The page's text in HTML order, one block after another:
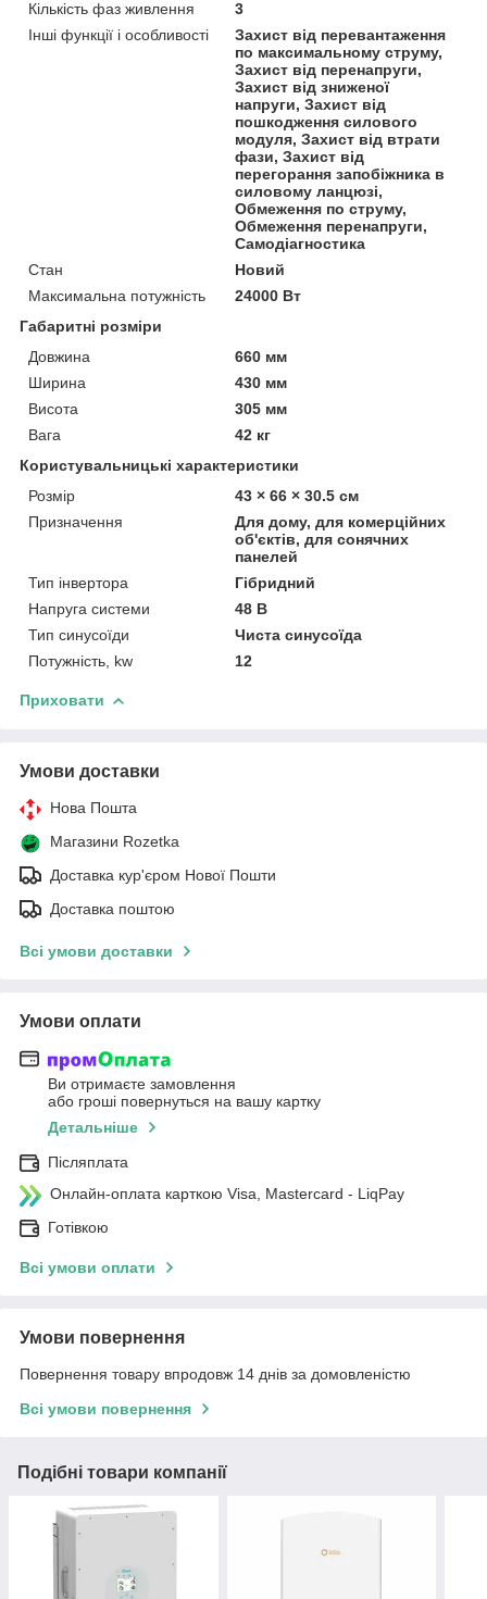
Кількість фаз живлення
3
Інші функції і особливості
Захист від перевантаження
по максимальному струму,
Захист від перенапруги,
Захист від зниженої
напруги, Захист від
пошкодження силового
модуля, Захист від втрати
фази, Захист від
перегорання запобіжника в
силовому ланцюзі,
Обмеження по струму,
Обмеження перенапруги,
Самодіагностика
Стан
Новий
Максимальна потужність
24000 Вт
Габаритні розміри
Довжина
660 мм
Ширина
430 мм
Висота
305 мм
Вага
42 кг
Користувальницькі характеристики
Розмір
43 × 66 × 30.5 см
Призначення
Для дому, для комерційних
об'єктів, для сонячних
панелей
Тип інвертора
Гібридний
Напруга системи
48 В
Тип синусоїди
Чиста синусоїда
Потужність, kw
12
Приховати
Умови доставки
Нова Пошта
Магазини Rozetka
Доставка кур'єром Нової Пошти
Доставка поштою
Всі умови доставки
Умови оплати
Ви отримаєте замовлення
або гроші повернуться на вашу картку
Детальніше
Післяплата
Онлайн-оплата карткою Visa, Mastercard - LiqPay
Готівкою
Всі умови оплати
Умови повернення
Повернення товару впродовж 14 днів за домовленістю
Всі умови повернення
Подібні товари компанії